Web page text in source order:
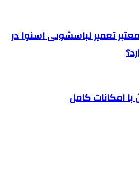
تعمیر لباسشویی اسنوا در
با امکانات کامل